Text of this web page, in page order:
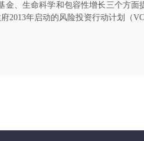
金、生命科学和包容性增长三个方
2013年启动的风险投资行动计划（